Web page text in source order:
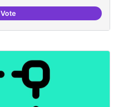
VoteCursos de podcast i twitch